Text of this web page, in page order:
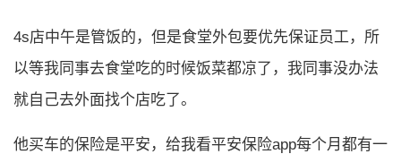
4s店中午是管饭的，但是食堂外包要优先保证员工，所
以等我同事去食堂吃的时候饭菜都凉了，我同事没办法
就自己去外面找个店吃了。
他买车的保险是平安，给我看平安保险app每个月都有一